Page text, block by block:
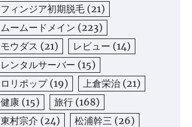
フィンジア初期脱毛 (21)
ムームードメイン (223)
モウダス (21) レビュー (14)
レンタルサーバー (15)
ロリポップ(19) 上倉栄治 (21)
健康 (15) 旅行 (168)
東村宗介 (24) 松浦幹三 (26)